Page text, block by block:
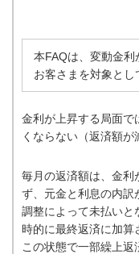
本FAQは、変動金
お客さまを対象とし
金利が上昇する局面で
くならない（返済額が
毎月の返済額は、金利
ず、元金と利息の内訳
調整によって未払いと
時的に最終返済に加算
この状態で一部繰上